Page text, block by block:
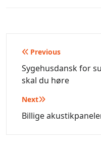
Previous
Sygehusdansk for
skal du høre
Next
Billige